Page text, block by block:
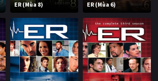
ER (Mùa 8) ER (Mùa 6)